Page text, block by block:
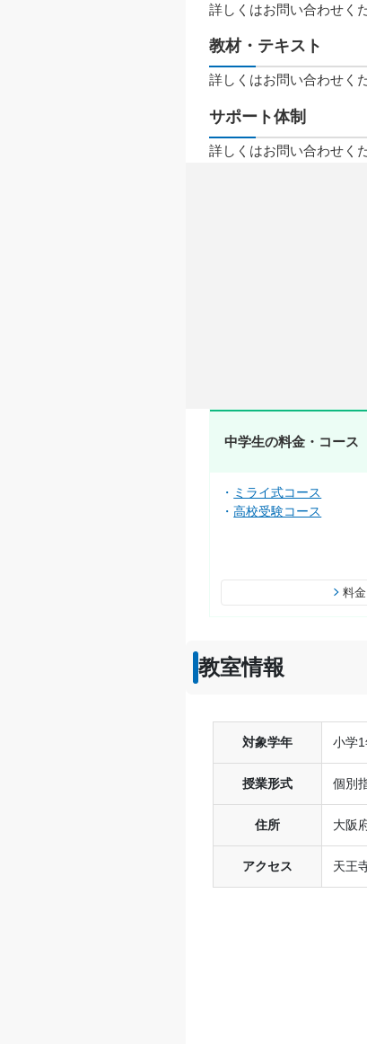
詳しくはお問い合わせく
教材・テキスト
詳しくはお問い合わせく
サポート体制
詳しくはお問い合わせく
中学生の料金・コース
ミライ式コース
高校受験コース
料
教室情報
対象学年 小学
授業形式 個別
住所 大阪
アクセス 天王